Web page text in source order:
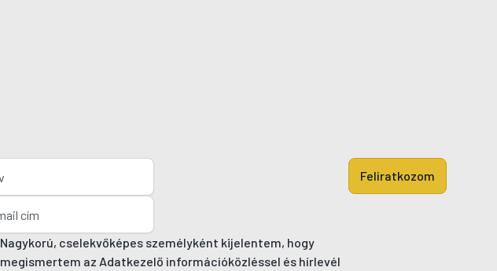
Nagykorú, cselekvőképes személyként kijelentem, hogy
megismertem az Adatkezelő információközléssel és hírlevél
Feliratkozom